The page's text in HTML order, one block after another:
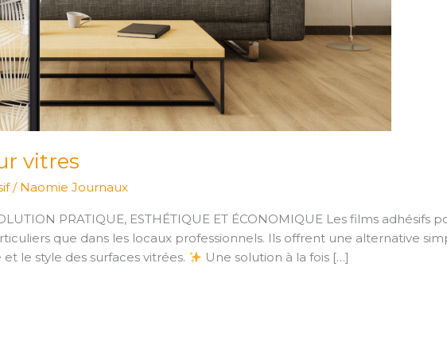
vitres
/ Naomie Journaux
PRATIQUE, ESTHÉTIQUE ET ÉCONOMIQUE Les films adhésifs
que dans les locaux professionnels. Ils offrent une alternative
le style des surfaces vitrées.
Une solution à la fois […]